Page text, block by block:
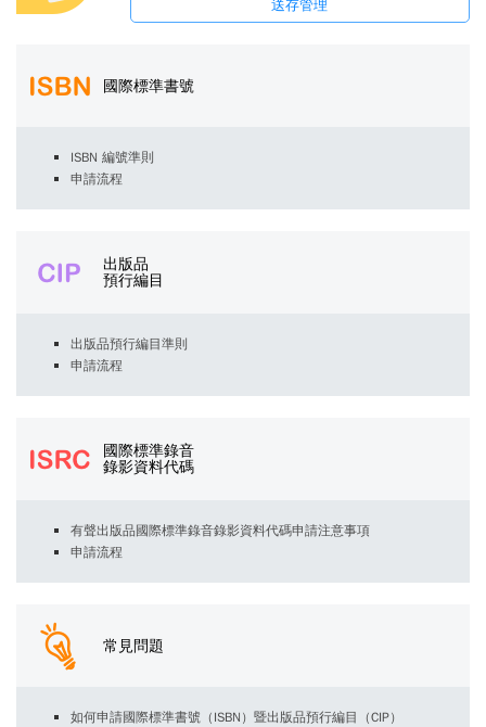
送存管理
國際標準書號
ISBN 編號準則
申請流程
出版品
預行編目
出版品預行編目準則
申請流程
國際標準錄音
錄影資料代碼
有聲出版品國際標準錄音錄影資料代碼申請注意事項
申請流程
常見問題
如何申請國際標準書號（ISBN）暨出版品預行編目（CIP）